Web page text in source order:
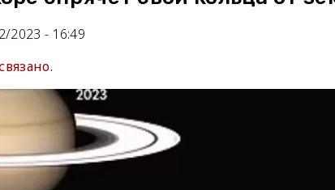
2023 - 16:49